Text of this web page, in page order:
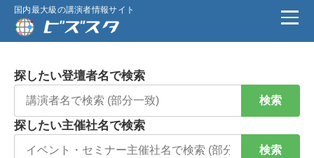
国内最大級の講演者情報サイト
探したい登壇者名で検索
検索
探したい主催社名で検索
検索